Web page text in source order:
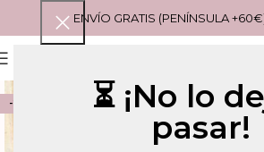
⏳ ¡No lo
pasar!
ENVÍO GRATIS (PENÍNSULA
-21%